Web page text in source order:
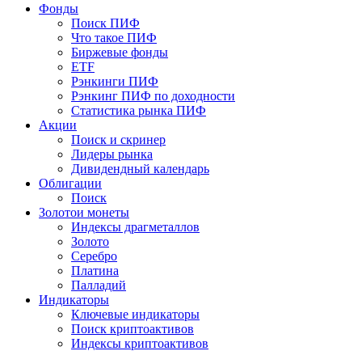
Фонды
Поиск ПИФ
Что такое ПИФ
Биржевые фонды
ETF
Рэнкинги ПИФ
Рэнкинг ПИФ по доходности
Статистика рынка ПИФ
Акции
Поиск и скринер
Лидеры рынка
Дивидендный календарь
Облигации
Поиск
Золотои монеты
Индексы драгметаллов
Золото
Серебро
Платина
Палладий
Индикаторы
Ключевые индикаторы
Поиск криптоактивов
Индексы криптоактивов